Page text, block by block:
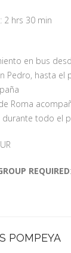
: 2 hrs 30 min
en bus
Pedro, hasta
Roma
durante todo el
REQUIRED
POMPEYA